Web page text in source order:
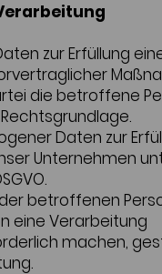
zur Erfüllung
die betroffene
Rechtsgrundlage.
Daten zur
Unternehmen
betroffenen
eine Verarbeitung
machen,